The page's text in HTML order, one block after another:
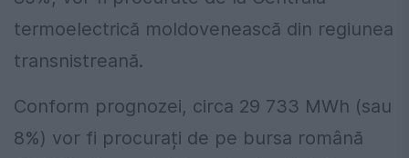
termoelectrică moldovenească din regiunea
transnistreană.
Conform prognozei, circa 29 733 MWh (sau
8%) vor fi procurați de pe bursa română